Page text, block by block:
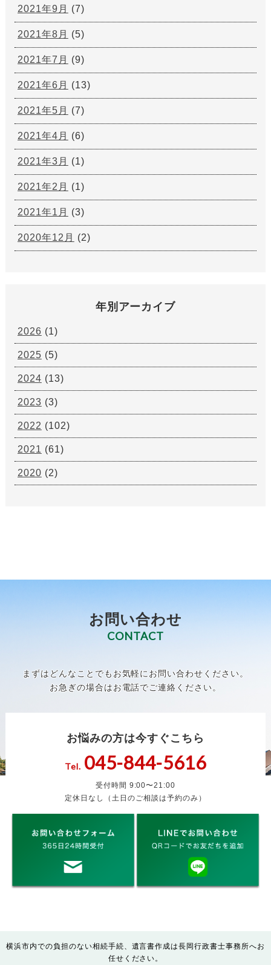
2021年9月 (7)
2021年8月 (5)
2021年7月 (9)
2021年6月 (13)
2021年5月 (7)
2021年4月 (6)
2021年3月 (1)
2021年2月 (1)
2021年1月 (3)
2020年12月 (2)
年別アーカイブ
2026 (1)
2025 (5)
2024 (13)
2023 (3)
2022 (102)
2021 (61)
2020 (2)
お問い合わせ
CONTACT
まずはどんなことでもお気軽にお問い合わせください。
お急ぎの場合はお電話でご連絡ください。
お悩みの方は今すぐこちら
Tel. 045-844-5616
受付時間 9:00〜21:00
定休日なし（土日のご相談は予約のみ）
横浜市内での負担のない相続手続、遺言書作成は長岡行政書士事務所へお
任せください。